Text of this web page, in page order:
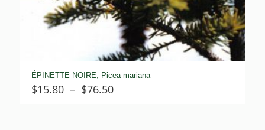
ÉPINETTE NOIRE, Picea mariana
$15.80 – $76.50Plage